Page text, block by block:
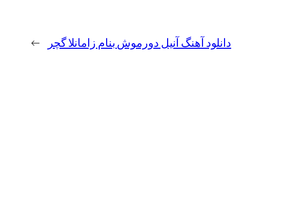
دانلود آهنگ آنیل دورموش بنام زامانلا گچر →